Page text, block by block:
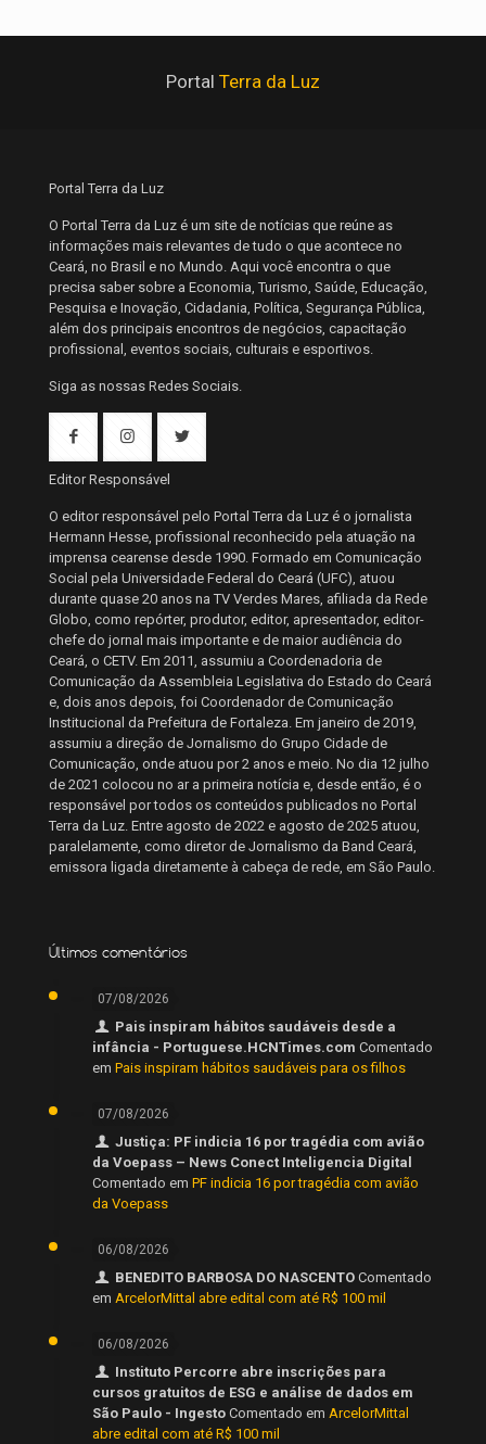
Portal Terra da Luz
Portal Terra da Luz
O Portal Terra da Luz é um site de notícias que reúne as
informações mais relevantes de tudo o que acontece no
Ceará, no Brasil e no Mundo. Aqui você encontra o que
precisa saber sobre a Economia, Turismo, Saúde, Educação,
Pesquisa e Inovação, Cidadania, Política, Segurança Pública,
além dos principais encontros de negócios, capacitação
profissional, eventos sociais, culturais e esportivos.
Siga as nossas Redes Sociais.
Editor Responsável
O editor responsável pelo Portal Terra da Luz é o jornalista
Hermann Hesse, profissional reconhecido pela atuação na
imprensa cearense desde 1990. Formado em Comunicação
Social pela Universidade Federal do Ceará (UFC), atuou
durante quase 20 anos na TV Verdes Mares, afiliada da Rede
Globo, como repórter, produtor, editor, apresentador, editor-
chefe do jornal mais importante e de maior audiência do
Ceará, o CETV. Em 2011, assumiu a Coordenadoria de
Comunicação da Assembleia Legislativa do Estado do Ceará
e, dois anos depois, foi Coordenador de Comunicação
Institucional da Prefeitura de Fortaleza. Em janeiro de 2019,
assumiu a direção de Jornalismo do Grupo Cidade de
Comunicação, onde atuou por 2 anos e meio. No dia 12 julho
de 2021 colocou no ar a primeira notícia e, desde então, é o
responsável por todos os conteúdos publicados no Portal
Terra da Luz. Entre agosto de 2022 e agosto de 2025 atuou,
paralelamente, como diretor de Jornalismo da Band Ceará,
emissora ligada diretamente à cabeça de rede, em São Paulo.
Últimos comentários
07/08/2026
Pais inspiram hábitos saudáveis desde a
infância - Portuguese.HCNTimes.com Comentado
em Pais inspiram hábitos saudáveis para os filhos
07/08/2026
Justiça: PF indicia 16 por tragédia com avião
da Voepass – News Conect Inteligencia Digital
Comentado em PF indicia 16 por tragédia com avião
da Voepass
06/08/2026
BENEDITO BARBOSA DO NASCENTO Comentado
em ArcelorMittal abre edital com até R$ 100 mil
06/08/2026
Instituto Percorre abre inscrições para
cursos gratuitos de ESG e análise de dados em
São Paulo - Ingesto Comentado em ArcelorMittal
abre edital com até R$ 100 mil